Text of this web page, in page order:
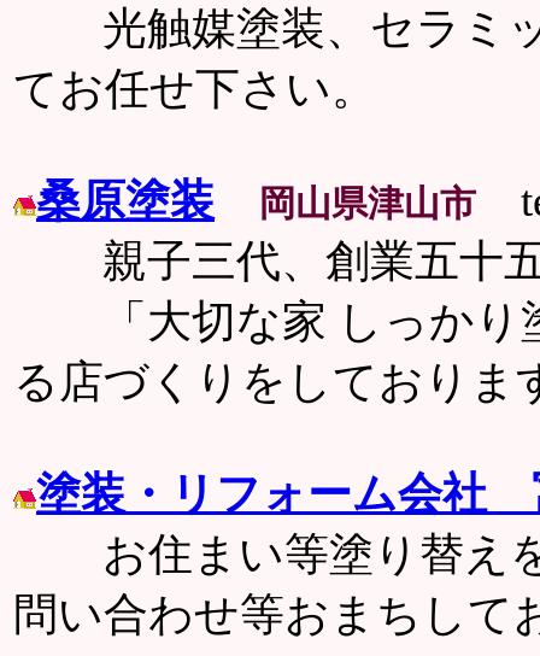
光触媒塗装、セラミッ
てお任せ下さい。
桑原塗装 岡山県津山市
親子三代、創業五十五
「大切な家 しっかり
る店づくりをしておりま
塗装・リフォーム会社
お住まい等塗り替え
問い合わせ等おまちして